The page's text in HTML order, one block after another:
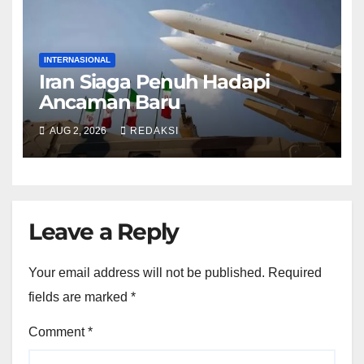
INTERNASIONAL
Iran Siaga Penuh Hadapi
Ancaman Baru
AUG 2, 2026 REDAKSI
Leave a Reply
Your email address will not be published. Required
fields are marked *
Comment*